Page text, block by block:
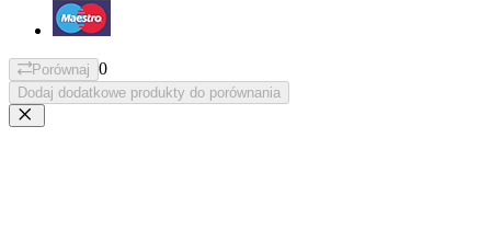
Porównaj 0
Dodaj dodatkowe produkty do porównania